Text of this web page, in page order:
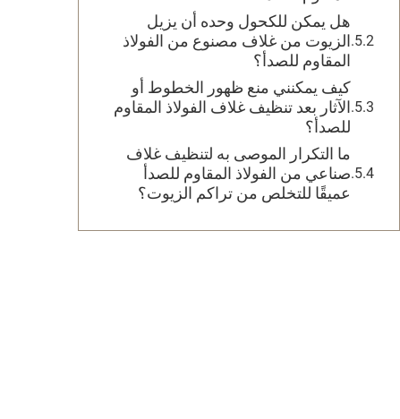
هل يمكن للكحول وحده أن يزيل
الزيوت من غلاف مصنوع من الفولاذ
المقاوم للصدأ؟
كيف يمكنني منع ظهور الخطوط أو
الآثار بعد تنظيف غلاف الفولاذ المقاوم
للصدأ؟
ما التكرار الموصى به لتنظيف غلاف
صناعي من الفولاذ المقاوم للصدأ
عميقًا للتخلص من تراكم الزيوت؟